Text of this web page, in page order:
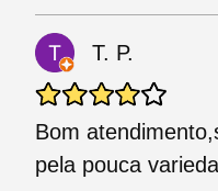
T. P.
Bom
pela pouca